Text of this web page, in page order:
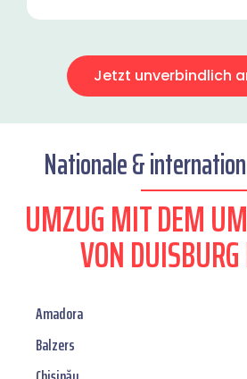
Jetzt unverbindlich
Nationale &
UMZUG MIT DEM
VON
Amadora
Balzers